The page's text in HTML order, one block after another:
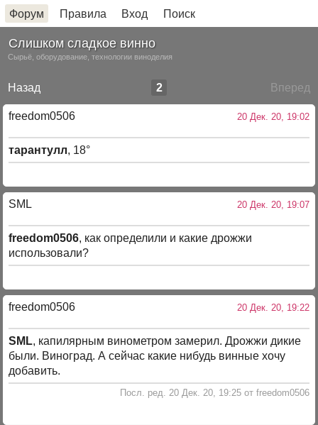
Форум Правила Вход Поиск
Слишком сладкое винно
Сырьё, оборудование, технологии виноделия
Назад Вперед
2
freedom0506 20 Дек. 20, 19:02
тарантулл, 18°
SML 20 Дек. 20, 19:07
freedom0506, как определили и какие дрожжи
использовали?
freedom0506 20 Дек. 20, 19:22
SML, капилярным винометром замерил. Дрожжи дикие
были. Виноград. А сейчас какие нибудь винные хочу
добавить.
Посл. ред. 20 Дек. 20, 19:25 от freedom0506